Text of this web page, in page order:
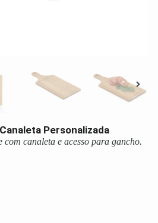
Personalizada
com canaleta e acesso para gancho.